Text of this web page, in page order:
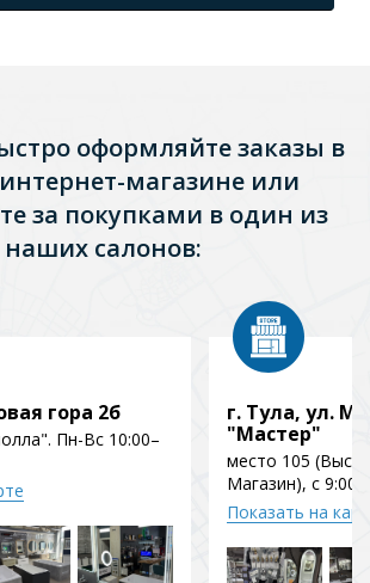
оформляйте заказы в
магазине или
за покупками в один из
наших салонов:
гора 2б
Пн-Вс 10:00–
г. Тула, ул.
"Мастер"
место 105
Магазин), с 9:00
Показать на